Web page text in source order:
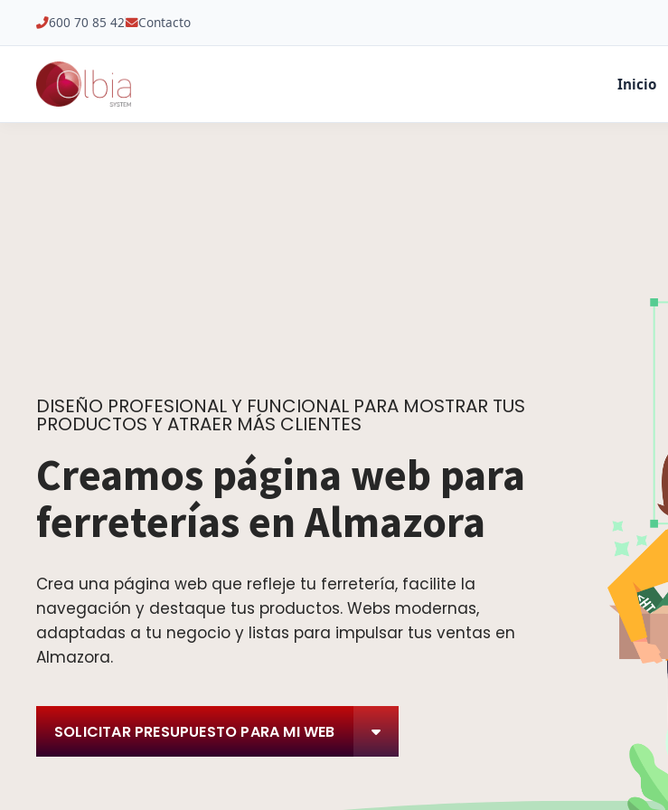
600 70 85 42 Contacto
Inicio
DISEÑO PROFESIONAL Y FUNCIONAL PARA MOSTRAR TUS
PRODUCTOS Y ATRAER MÁS CLIENTES
Creamos página web para
ferreterías en Almazora
Crea una página web que refleje tu ferretería, facilite la
navegación y destaque tus productos. Webs modernas,
adaptadas a tu negocio y listas para impulsar tus ventas en
Almazora.
SOLICITAR PRESUPUESTO PARA MI WEB